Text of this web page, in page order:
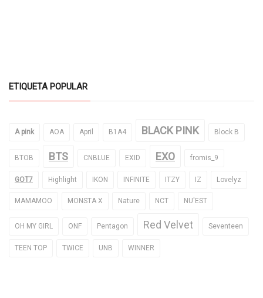
ETIQUETA POPULAR
A pink AOA April B1A4 BLACK PINK Block B
BTOB BTS CNBLUE EXID EXO fromis_9
GOT7 Highlight IKON INFINITE ITZY IZ Lovelyz
MAMAMOO MONSTA X Nature NCT NU'EST
OH MY GIRL ONF Pentagon Red Velvet Seventeen
TEEN TOP TWICE UNB WINNER